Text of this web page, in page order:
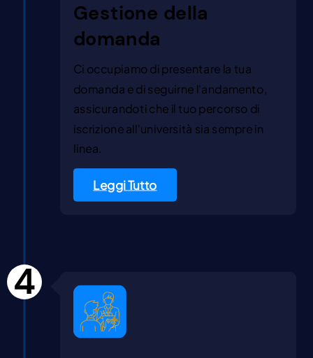
Gestione della
domanda
Ci occupiamo di presentare la tua
domanda e di seguirne l'andamento,
assicurandoti che il tuo percorso di
iscrizione all'università sia sempre in
linea.
Leggi Tutto
4